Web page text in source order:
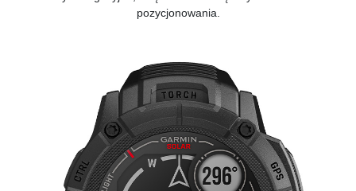
pozycjonowania.